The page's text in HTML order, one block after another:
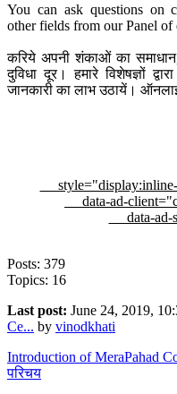
You can ask questions on
other fields from our Panel of
करिये अपनी शंकाओं का
दुविधा दूर। हमारे विशेषज्ञों
जानकारी का लाभ उठायें।
style="display:inline-
data-ad-
data-ad-
Posts: 379
Topics: 16
Last post: June 24, 2019,
Ce... by vinodkhati
Introduction of MeraPahad
परिचय